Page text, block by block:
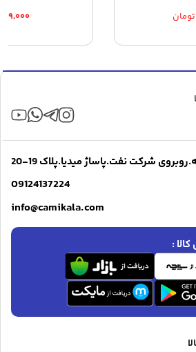
تومان
شرکت نفت.پاساژ میدیا.پلاک 19-20
09124137224
info@camikala.com
: